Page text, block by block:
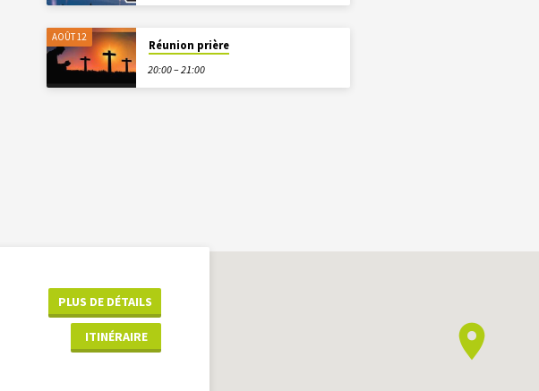
AOÛT 12
Réunion prière
20:00 – 21:00
PLUS DE DÉTAILS
ITINÉRAIRE